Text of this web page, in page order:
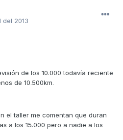
del 2013
de los 10.000 todavía reciente
de 10.500km.
el taller me comentan que duran
a los 15.000 pero a nadie a los